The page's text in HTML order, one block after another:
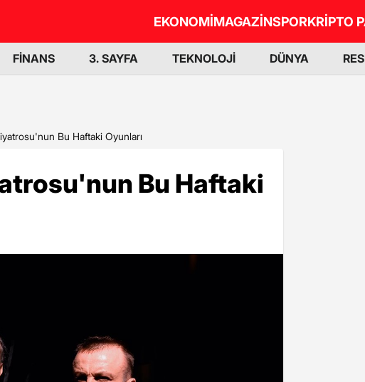
EKONOMİMAGAZİNSPORKRİPTO
FİNANS 3. SAYFA TEKNOLOJİ DÜNYA
Bu Haftaki Oyunları
Bu Haftaki